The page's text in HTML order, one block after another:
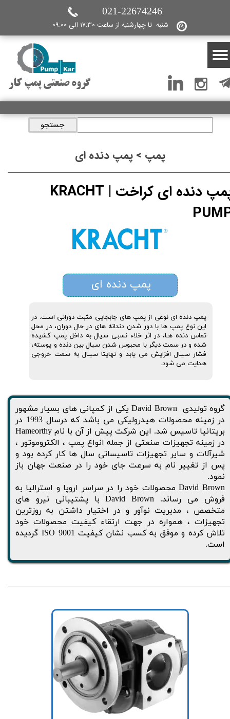
گروه صنعتی پمپ کار
شنبه تا چهارشنبه از ساعت 17:30 الی 09:00
021-22674246
جستجو
پمپ > پمپ دنده ای
پمپ دنده ای کراخت | KRACHT
گروه تولیدی David Brown یکی از کمپانی های بسیار مشهور
در زمینه محصولات هیدرولیکی می باشد که درسال 1993 در
بریتانیا تاسیس شد. این شرکت پیش از آن با نام Hameorthy
در زمینه تجهیزات صنعتی از جمله انواع پمپ ، الکتروموتور ،
شیرآلات و سایر تجهیزات تاسیساتی سال ها کار کرده بود و
پس از تغییر نام به سرعت جای خود را در صنعت جهان باز
نمود.
David Brown محصولات خود را در سراسر اروپا و استرالیا به
فروش می رساند. David Brown با پشتیبانی نیرو های
متخصص ، مدیریت نوآور و در اختیار داشتن به روزترین
تجهیزات ، همواره در جهت ارتقاء کیفیت محصولات خود
تلاش کرده و موفق به کسب نشان کیفیت ISO 9001 گردیده
است.
پمپ دنده ای نوعی از پمپ های جابجایی مثبت دورانی است. در
این نوع پمپ ها با دور شدن دندانه های در حال دوران، در محل
تماس دنده هـا، در اثر خلاء نسبی سیال به داخل پمپ کشیده
شده و در سمت دیگر با محبوس شدن سیال بین دنده و پوسته،
فشار سیـال افزایش می یابد و نهایتا سیـال به سمت خروجی
هدایت می شود.
پمپ دنده ای